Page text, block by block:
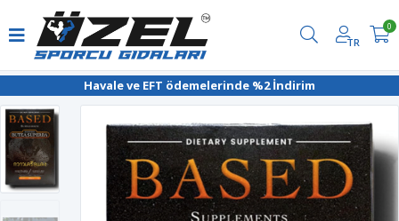
Havale ve EFT ödemelerinde %2 İndirim
TR
0